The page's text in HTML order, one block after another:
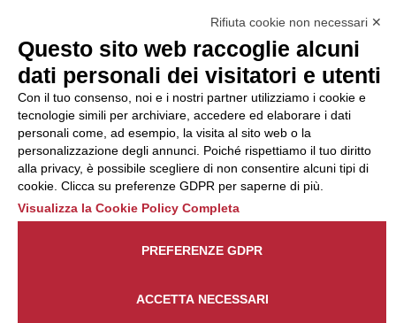
del Codice di Condotta, è
possibile presentare un
reclamo
all’Organismo di
Monitoraggio utilizzando
una delle modalità
descritte al seguente
indirizzo web
https://odm-
agenzielavoro.it/reclami/.
Rifiuta cookie non necessari ✕
Questo sito web raccoglie alcuni
dati personali dei visitatori e utenti
Con il tuo consenso, noi e i nostri partner utilizziamo i cookie e
tecnologie simili per archiviare, accedere ed elaborare i dati
personali come, ad esempio, la visita al sito web o la
personalizzazione degli annunci. Poiché rispettiamo il tuo diritto
alla privacy, è possibile scegliere di non consentire alcuni tipi di
cookie. Clicca su preferenze GDPR per saperne di più.
Visualizza la Cookie Policy Completa
ACCETTA NECESSARI
PREFERENZE GDPR